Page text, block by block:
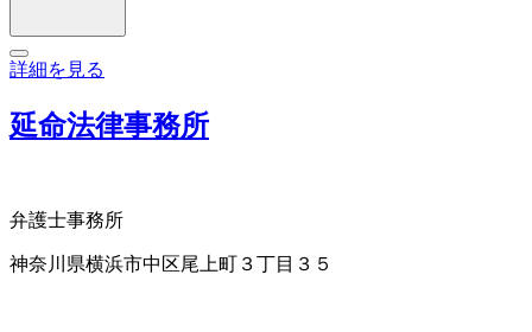
詳細を見る
延命法律事務所
弁護士事務所
神奈川県横浜市中区尾上町３丁目３５